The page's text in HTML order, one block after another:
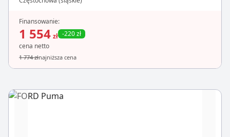
Finansowanie:
1 554 zł -220 zł
cena netto
1 774 złnajniższa cena